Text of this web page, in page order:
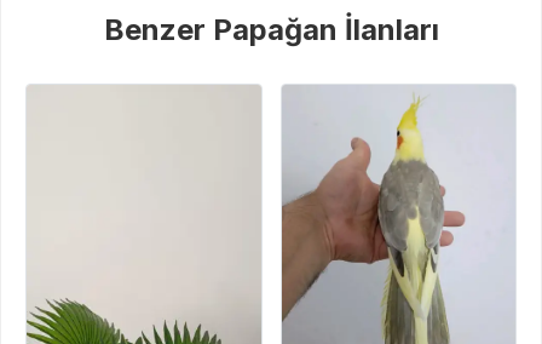
Benzer Papağan İlanları